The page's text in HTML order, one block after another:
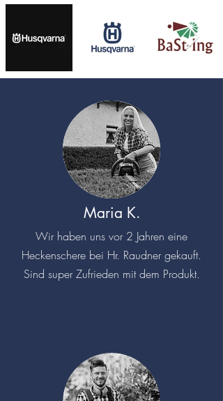
Maria K.
Wir haben uns vor 2 Jahren eine
Heckenschere bei Hr. Raudner gekauft.
Sind super Zufrieden mit dem Produkt.